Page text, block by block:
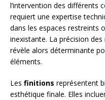
l’intervention des différents
requiert une expertise
dans les espaces restreints
inexistante. La précision
révèle alors déterminante
éléments.
Les finitions représentent
esthétique finale. Elles